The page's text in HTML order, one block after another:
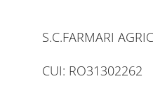
S.C.FARMARI
CUI: RO31302262